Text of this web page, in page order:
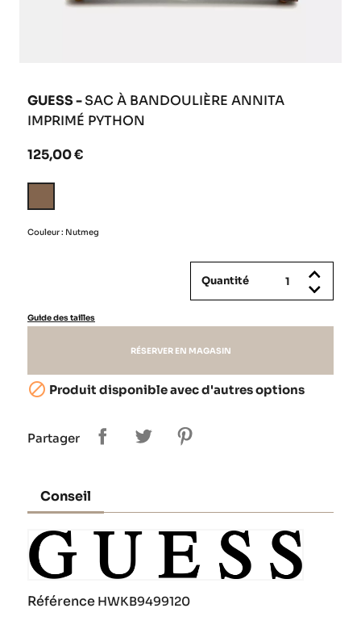
GUESS -SAC À BANDOULIÈRE ANNITA
IMPRIMÉ PYTHON
125,00 €
Couleur : Nutmeg
Quantité
Guide des tailles
RÉSERVER EN MAGASIN
 Produit disponible avec d'autres options
Partager
Conseil
Référence HWKB9499120